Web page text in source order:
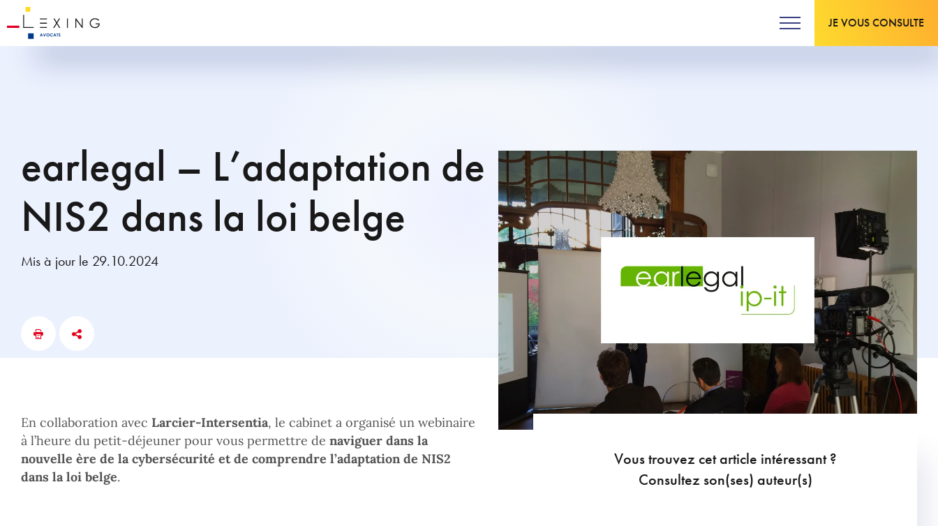
JE VOUS CONSULTE
earlegal – L’adaptation de
NIS2 dans la loi belge
Mis à jour le 29.10.2024
En collaboration avec Larcier-Intersentia, le cabinet a organisé un webinaire
à l’heure du petit-déjeuner pour vous permettre de naviguer dans la
nouvelle ère de la cybersécurité et de comprendre l’adaptation de NIS2
dans la loi belge.
Vous trouvez cet article intéressant ?
Consultez son(ses) auteur(s)